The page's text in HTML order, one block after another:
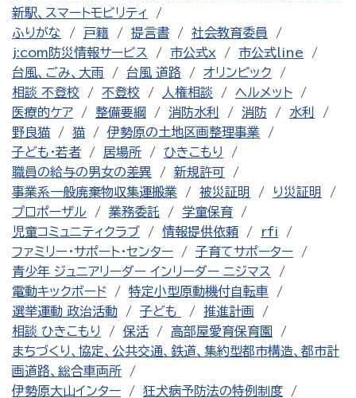
新駅、スマートモビリティ
ふりがな
戸籍 提言書
社会教育委員
j:com防災情報サービス
市公式x
市公式line
台風、ごみ、大雨
台風 道路
オリンピック
相談 不登校
不登校 人権相談
ヘルメット
医療的ケア
整備要綱 消防水利 消防
水利
野良猫
猫
伊勢原の土地区画整理事業
子ども・若者
居場所
ひきこもり
職員の給与の男女の差異
新規許可
事業系一般廃棄物収集運搬業
被災証明
り災証明
プロポーザル
業務委託
学童保育
児童コミュニティクラブ
情報提供依頼
rfi
ファミリー・サポート・センター
子育てサポーター
青少年 ジュニアリーダー インリーダー ニジマス
電動キックボード
特定小型原動機付自転車
選挙運動 政治活動
子ども
推進計画
相談 ひきこもり
保活
高部屋愛育保育園
まちづくり、協定、公共交通、鉄道、集約型都市構造、都市計
画道路、総合車両所
伊勢原大山インター
狂犬病予防法の特例制度